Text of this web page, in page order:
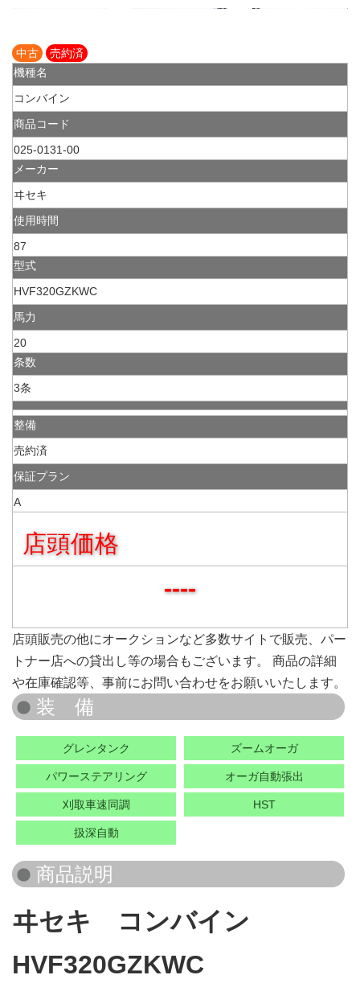
中古
売約済
機種名
コンバイン
商品コード
025-0131-00
メーカー
ヰセキ
使用時間
87
型式
HVF320GZKWC
馬力
20
条数
3条
整備
売約済
保証プラン
A
店頭価格
----
店頭販売の他にオークションなど多数サイトで販売、パー
トナー店への貸出し等の場合もございます。 商品の詳細
や在庫確認等、事前にお問い合わせをお願いいたします。
グレンタンク ズームオーガ
パワーステアリング オーガ自動張出
刈取車速同調 HST
扱深自動
ヰセキ コンバイン
HVF320GZKWC